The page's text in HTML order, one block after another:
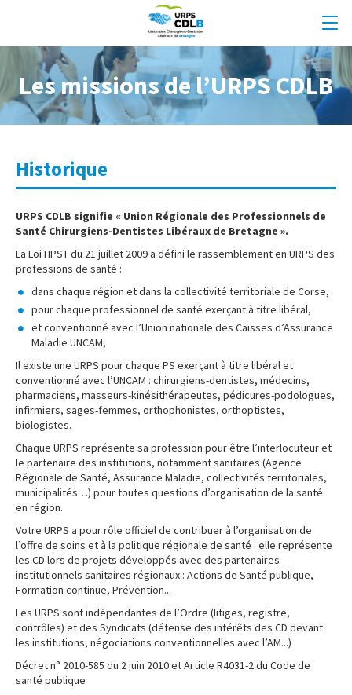
Les missions de l’URPS CDLB
Historique
URPS CDLB signifie « Union Régionale des Professionnels de
Santé Chirurgiens-Dentistes Libéraux de Bretagne ».
La Loi HPST du 21 juillet 2009 a défini le rassemblement en URPS des
professions de santé :
dans chaque région et dans la collectivité territoriale de Corse,
pour chaque professionnel de santé exerçant à titre libéral,
et conventionné avec l’Union nationale des Caisses d’Assurance
Maladie UNCAM,
Il existe une URPS pour chaque PS exerçant à titre libéral et
conventionné avec l’UNCAM : chirurgiens-dentistes, médecins,
pharmaciens, masseurs-kinésithérapeutes, pédicures-podologues,
infirmiers, sages-femmes, orthophonistes, orthoptistes,
biologistes.
Chaque URPS représente sa profession pour être l’interlocuteur et
le partenaire des institutions, notamment sanitaires (Agence
Régionale de Santé, Assurance Maladie, collectivités territoriales,
municipalités…) pour toutes questions d’organisation de la santé
en région.
Votre URPS a pour rôle officiel de contribuer à l’organisation de
l’offre de soins et à la politique régionale de santé : elle représente
les CD lors de projets développés avec des partenaires
institutionnels sanitaires régionaux : Actions de Santé publique,
Formation continue, Prévention...
Les URPS sont indépendantes de l’Ordre (litiges, registre,
contrôles) et des Syndicats (défense des intérêts des CD devant
les institutions, négociations conventionnelles avec l’AM...)
Décret n° 2010-585 du 2 juin 2010 et Article R4031-2 du Code de
santé publique